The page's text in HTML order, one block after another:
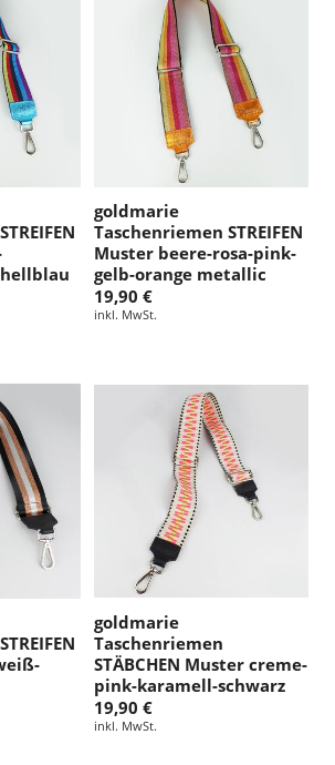
goldmarie
Taschenriemen STREIFEN
Muster beere-rosa-pink-
gelb-orange metallic
19,90 €
inkl. MwSt.
goldmarie
Taschenriemen
STÄBCHEN Muster creme-
pink-karamell-schwarz
19,90 €
inkl. MwSt.